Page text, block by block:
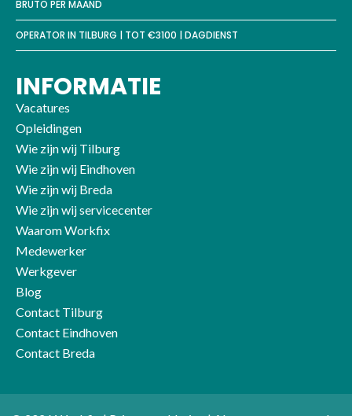
BRUTO PER MAAND
OPERATOR IN TILBURG | TOT €3100 | DAGDIENST
INFORMATIE
Vacatures
Opleidingen
Wie zijn wij Tilburg
Wie zijn wij Eindhoven
Wie zijn wij Breda
Wie zijn wij servicecenter
Waarom Workfix
Medewerker
Werkgever
Blog
Contact Tilburg
Contact Eindhoven
Contact Breda